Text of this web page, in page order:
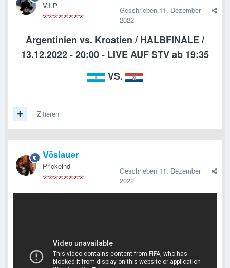
V.I.P. Geschrieben 11. Dezember
2022
Argentinien vs. Kroatien / HALBFINALE /
13.12.2022 - 20:00 - LIVE AUF STV ab 19:35
VS.
Zitieren
Vöslauer
Prickelnd Geschrieben 11. Dezember
2022